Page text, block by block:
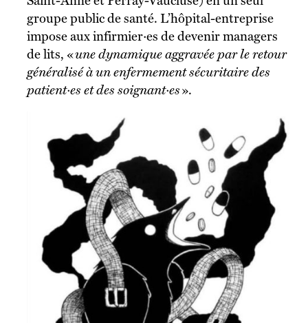
groupe public de santé. L’hôpital-entreprise
impose aux infirmier·es de devenir managers
de lits, «une dynamique aggravée par le retour
généralisé à un enfermement sécuritaire des
patient·es et des soignant·es».